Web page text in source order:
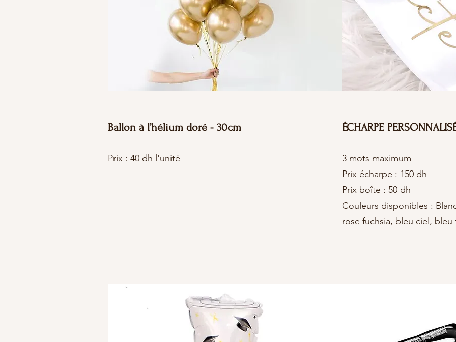
Ballon à l’hélium doré - 30cm
Prix : 40 dh l'unité
ÉCHARPE
3 mots maximum
Prix écharpe : 150 dh
Prix boîte : 50 dh
Couleurs disponibles :
rose fuchsia, bleu ciel,